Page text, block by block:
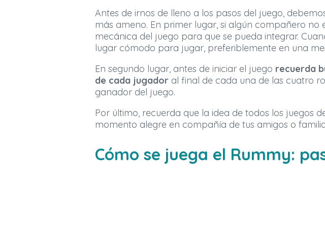
Antes de irnos de lleno a los pasos del juego,
más ameno. En primer lugar, si algún compañero no
mecánica del juego para que se pueda integrar.
lugar cómodo para jugar, preferiblemente en una
En segundo lugar, antes de iniciar el juego recuerda
de cada jugador al final de cada una de las cuatro
ganador del juego.
Por último, recuerda que la idea de todos los juegos
momento alegre en compañía de tus amigos o
Cómo se juega el Rummy: